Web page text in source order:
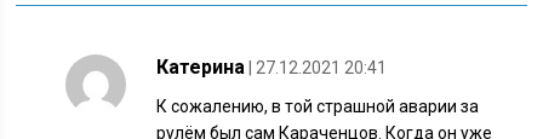
Катерина
| 27.12.2021 20:41
К сожалению, в той страшной аварии за
рулём был сам Караченцов. Когда он уже